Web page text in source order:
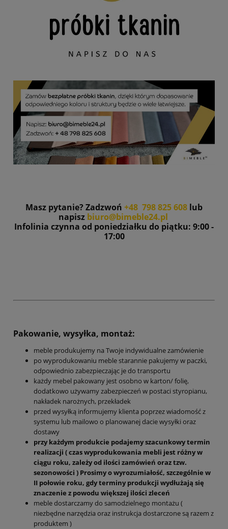
Masz pytanie? Zadzwoń +48 798 825 608 lub
napisz biuro@bimeble24.pl
Infolinia czynna od poniedziałku do piątku: 9:00 -
17:00
Pakowanie, wysyłka, montaż:
meble produkujemy na Twoje indywidualne zamówienie
po wyprodukowaniu meble starannie pakujemy w paczki,
odpowiednio zabezpieczając je do transportu
każdy mebel pakowany jest osobno w karton/ folię,
dodatkowo używamy zabezpieczeń w postaci styropianu,
nakładek narożnych, przekładek
przed wysyłką informujemy klienta poprzez wiadomość z
systemu lub mailowo o planowanej dacie wysyłki oraz
dostawy
przy każdym produkcie podajemy szacunkowy termin
realizacji ( czas wyprodukowania mebli jest różny w
ciągu roku, zależy od ilości zamówień oraz tzw.
sezonowości ) Prosimy o wyrozumiałość, szczególnie w
II połowie roku, gdy terminy produkcji wydłużają się
znaczenie z powodu większej ilości zleceń
meble dostarczamy do samodzielnego montażu (
niezbędne narzędzia oraz instrukcja dostarczone są razem z
produktem )